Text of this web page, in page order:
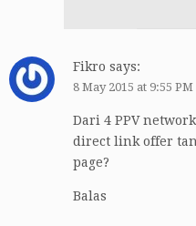
Fikro says:
8 May 2015 at 9:55 PM
Dari 4 PPV
direct link offer
page?
Balas